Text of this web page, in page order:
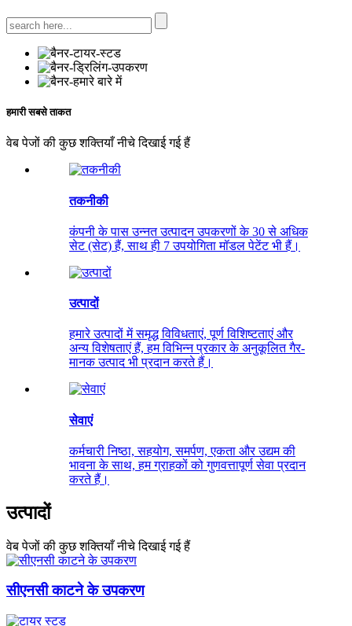
हमारी सबसे ताकत
वेब पेजों की कुछ शक्तियाँ नीचे दिखाई गई हैं
तकनीकी
कंपनी के पास उन्नत उत्पादन उपकरणों के 30 से अधिक
सेट (सेट) हैं, साथ ही 7 उपयोगिता मॉडल पेटेंट भी हैं।
उत्पादों
हमारे उत्पादों में समृद्ध विविधताएं, पूर्ण विशिष्टताएं और
अन्य विशेषताएं हैं, हम विभिन्न प्रकार के अनुकूलित गैर-
मानक उत्पाद भी प्रदान करते हैं।
सेवाएं
कर्मचारी निष्ठा, सहयोग, समर्पण, एकता और उद्यम की
भावना के साथ, हम ग्राहकों को गुणवत्तापूर्ण सेवा प्रदान
करते हैं।
उत्पादों
वेब पेजों की कुछ शक्तियाँ नीचे दिखाई गई हैं
सीएनसी काटने के उपकरण